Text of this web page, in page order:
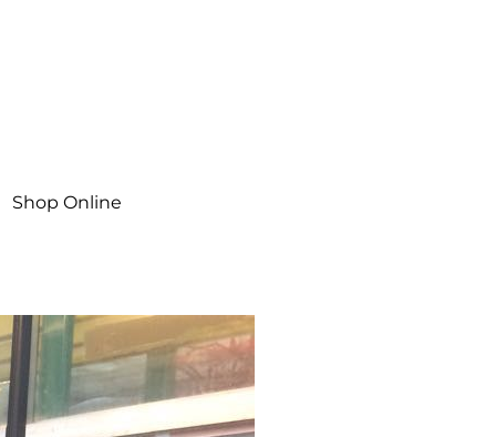
Shop Online